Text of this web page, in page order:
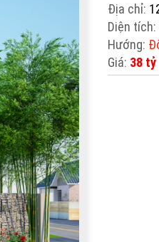
Địa chỉ:
Diện tích:
Hướng:
Giá: 38 tỷ